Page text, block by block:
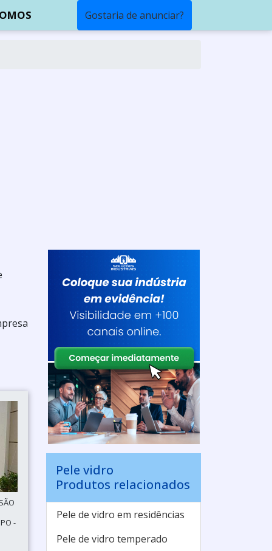
Gostaria de anunciar?
-
Pele vidro
Produtos relacionados
Pele de vidro em residências
Pele de vidro temperado